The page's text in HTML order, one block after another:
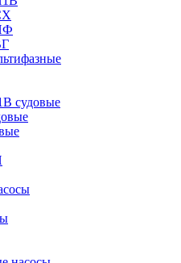
судовые